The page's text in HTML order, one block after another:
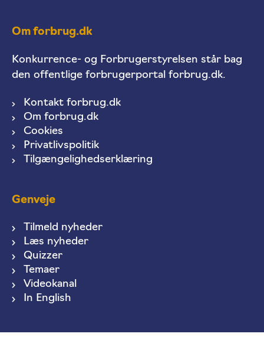
Om forbrug.dk
Konkurrence- og Forbrugerstyrelsen står bag
den offentlige forbrugerportal forbrug.dk.
Kontakt forbrug.dk
Om forbrug.dk
Cookies
Privatlivspolitik
Tilgængelighedserklæring
Genveje
Tilmeld nyheder
Læs nyheder
Quizzer
Temaer
Videokanal
In English